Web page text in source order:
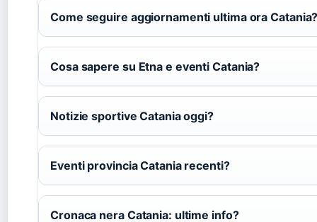
Come seguire aggiornamenti ultima ora
Cosa sapere su Etna e eventi Catania?
Notizie sportive Catania oggi?
Eventi provincia Catania recenti?
Cronaca nera Catania: ultime info?